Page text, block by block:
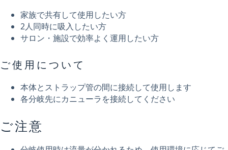
家族で共有して使用したい方
2人同時に吸入したい方
サロン・施設で効率よく運用したい方
ご使用について
本体とストラップ管の間に接続して使用します
各分岐先にカニューラを接続してください
ご注意